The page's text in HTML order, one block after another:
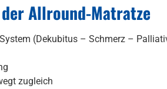
Allround-Matratze
(Dekubitus – Schmerz –
zugleich